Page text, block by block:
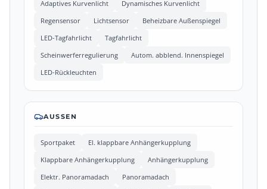
Adaptives Kurvenlicht
Dynamisches Kurvenlicht
Regensensor
Lichtsensor
Beheizbare Außenspiegel
LED-Tagfahrlicht
Tagfahrlicht
Scheinwerferregulierung
Autom. abblend. Innenspiegel
LED-Rückleuchten
AUSSEN
Sportpaket
El. klappbare Anhängerkupplung
Klappbare Anhängerkupplung
Anhängerkupplung
Elektr. Panoramadach
Panoramadach